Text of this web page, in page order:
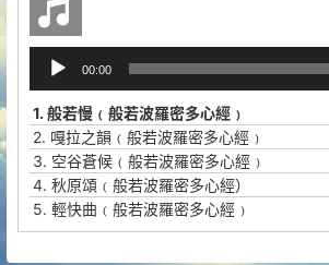
播
放
器
00:00
1. 般若慢﹙般若波羅密多心經﹚
2. 嘎拉之韻﹙般若波羅密多心經﹚
3. 空谷蒼候﹙般若波羅密多心經﹚
4. 秋原頌﹙般若波羅密多心經）
5. 輕快曲﹙般若波羅密多心經﹚